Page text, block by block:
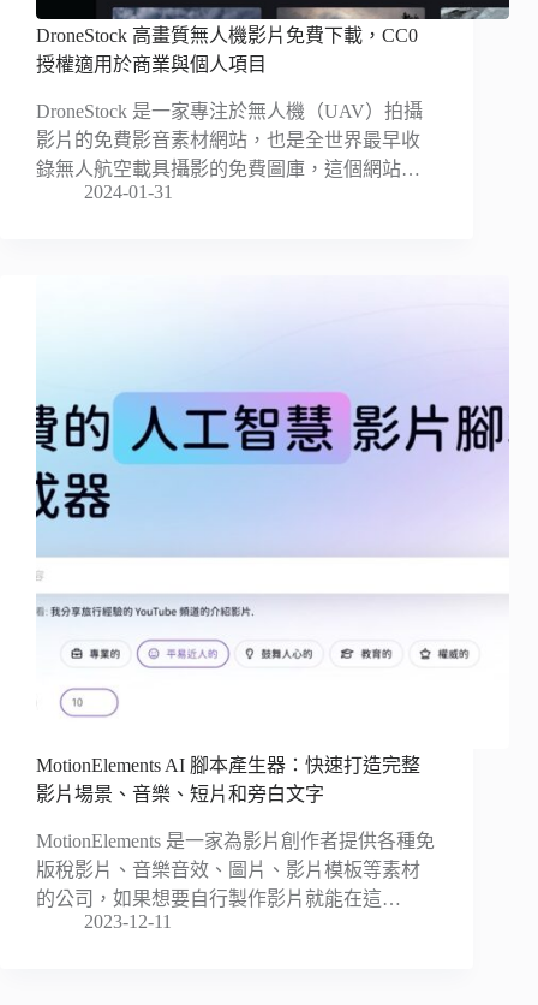
DroneStock 高畫質無人機影片免費下載，CC0
授權適用於商業與個人項目
DroneStock 是一家專注於無人機（UAV）拍攝
影片的免費影音素材網站，也是全世界最早收
錄無人航空載具攝影的免費圖庫，這個網站…
2024-01-31
MotionElements AI 腳本產生器：快速打造完整
影片場景、音樂、短片和旁白文字
MotionElements 是一家為影片創作者提供各種免
版稅影片、音樂音效、圖片、影片模板等素材
的公司，如果想要自行製作影片就能在這…
2023-12-11